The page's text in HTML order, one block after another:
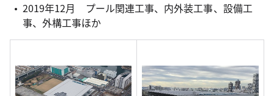
2019年12月 プール関連工事、内外装工事、設備工
事、外構工事ほか